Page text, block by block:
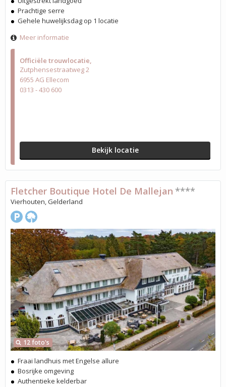
Officiële trouwlocatie
Zutphensestraatweg 2
6955 AG Ellecom
0313 - 430 600
Bekijk locatie
Prachtige serre
Gehele huwelijksdag op 1 locatie
Meer informatie
12 foto's
Fletcher Boutique Hotel De Mallejan ****
Vierhouten, Gelderland
Fraai landhuis met Engelse allure
Bosrijke omgeving
Authentieke kelderbar